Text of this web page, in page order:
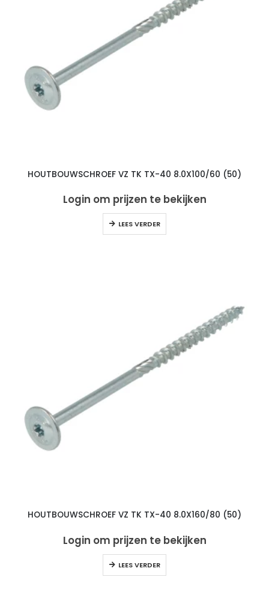
HOUTBOUWSCHROEF VZ TK TX-40 8.0X100/60 (50)
Login om prijzen te bekijken
LEES VERDER
HOUTBOUWSCHROEF VZ TK TX-40 8.0X160/80 (50)
Login om prijzen te bekijken
LEES VERDER